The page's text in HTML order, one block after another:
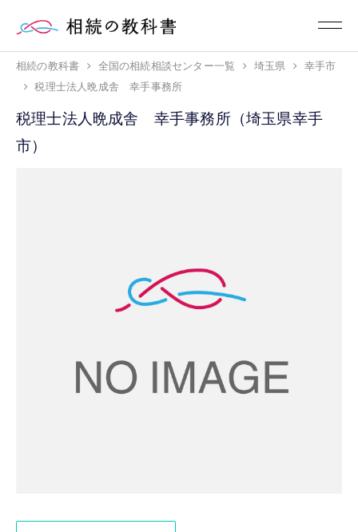
相続の教科書 全国の相続相談センター一覧 埼玉県
幸手市
税理士法人晩成舎 幸手事務所
税理士法人晩成舎 幸手事務所（埼玉県幸手
市）